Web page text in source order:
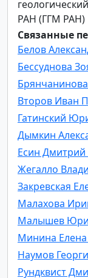
РАН (ГГМ РАН)
Связанные
Белов
Бессуднова
Второв Иван
Гатинский
Дымкин
Есин
Жегалло
Закревская
Малахова
Малышев
Минина
Наумов
Рундквист